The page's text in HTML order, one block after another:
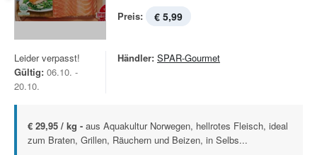
Preis: € 5,99
Leider verpasst!
Gültig: 06.10. -
20.10.
Händler: SPAR-Gourmet
€ 29,95 / kg - aus Aquakultur Norwegen, hellrotes Fleisch, ideal
zum Braten, Grillen, Räuchern und Beizen, in Selbs...